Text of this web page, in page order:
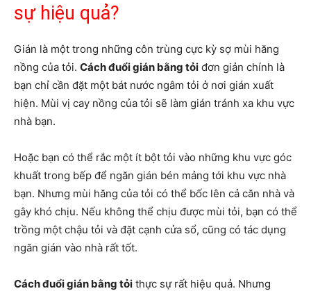
sự hiệu quả?
Gián là một trong những côn trùng cực kỳ sợ mùi hăng
nồng của tỏi. Cách đuổi gián bằng tỏi đơn giản chính là
bạn chỉ cần đặt một bát nước ngâm tỏi ở nơi gián xuất
hiện. Mùi vị cay nồng của tỏi sẽ làm gián tránh xa khu vực
nhà bạn.
Hoặc bạn có thể rắc một ít bột tỏi vào những khu vực góc
khuất trong bếp để ngăn gián bén mảng tới khu vực nhà
bạn. Nhưng mùi hăng của tỏi có thể bốc lên cả căn nhà và
gây khó chịu. Nếu không thể chịu được mùi tỏi, bạn có thể
trồng một chậu tỏi và đặt cạnh cửa sổ, cũng có tác dụng
ngăn gián vào nhà rất tốt.
Cách đuổi gián bằng tỏi thực sự rất hiệu quả. Nhưng